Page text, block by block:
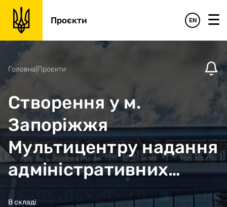
Проєкти EN
Головна Проєкти
Створення у м.
Запоріжжя
Мультицентру надання
адміністративних
послуг
В складі